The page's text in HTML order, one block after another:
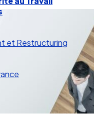
et Restructuring